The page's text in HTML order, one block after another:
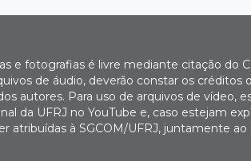
e fotografias é livre mediante citação do
de áudio, deverão constar os créditos
autores. Para uso de arquivos de vídeo,
da UFRJ no YouTube e, caso estejam
atribuídas à SGCOM/UFRJ, juntamente